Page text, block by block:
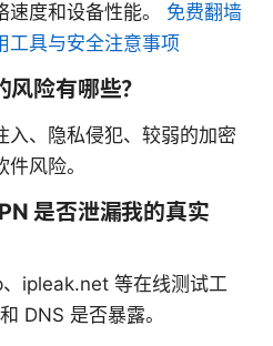
度和设备性能。 免费翻墙
工具与安全注意事项
险有哪些？
入、隐私侵犯、较弱的加密
风险。
是否泄漏我的真实
ipleak.net 等在线测试工
DNS 是否暴露。